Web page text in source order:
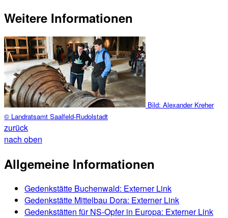
Weitere Informationen
Bild: Alexander Kreher
© Landratsamt Saalfeld-Rudolstadt
zurück
nach oben
Allgemeine Informationen
Gedenkstätte Buchenwald: Externer Link
Gedenkstätte Mittelbau Dora: Externer Link
Gedenkstätten für NS-Opfer in Europa: Externer Link